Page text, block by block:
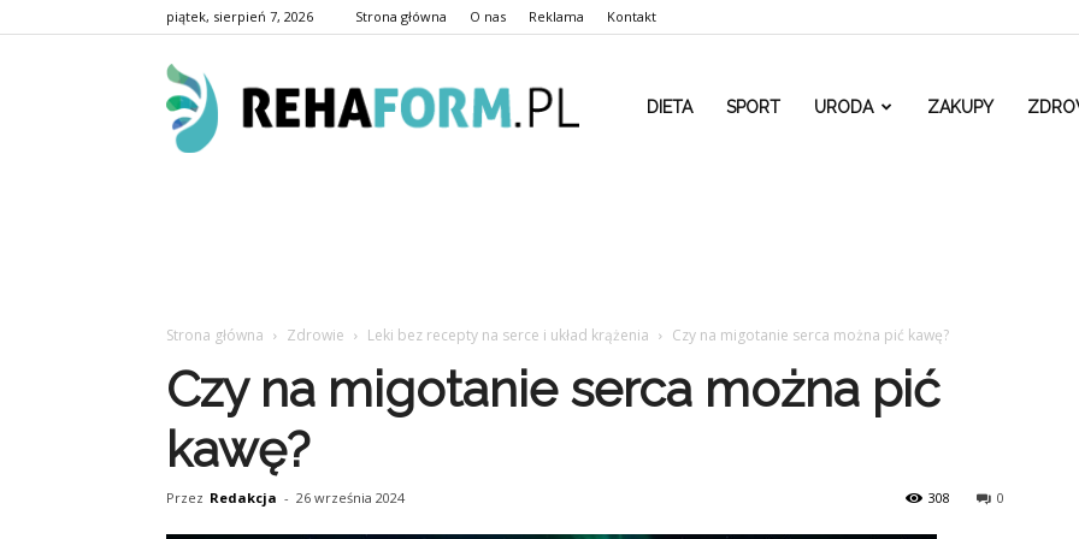
piątek, sierpień 7, 2026 Strona główna O nas Reklama Kontakt
www.rehaform.pl
DIETA SPORT URODA ZAKUPY
Strona główna Zdrowie Leki bez recepty na serce i układ krążenia Czy na migotanie serca można pić kawę?
Czy na migotanie serca można pić
kawę?
Przez Redakcja - 26 września 2024 0
308